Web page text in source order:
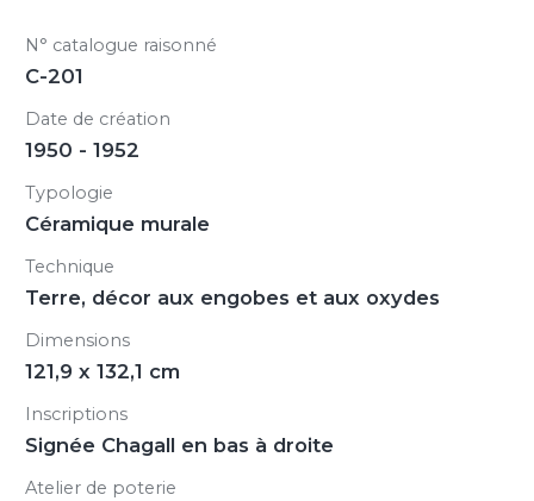
N° catalogue raisonné
C-201
Date de création
1950 - 1952
Typologie
Céramique murale
Technique
Terre, décor aux engobes et aux oxydes
Dimensions
121,9 x 132,1 cm
Inscriptions
Signée Chagall en bas à droite
Atelier de poterie